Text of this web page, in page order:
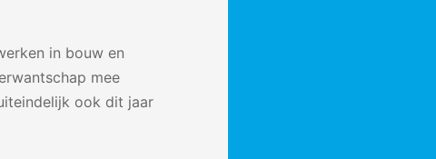
in bouw en
mee
ook dit jaar